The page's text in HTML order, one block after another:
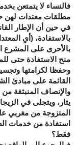
فالنساء لا يتمتعن
مطلقات معتدات لهن
في حين أن الإطار
بالاستفادة، (أي
بالأحرى على المشرع
منح الاستفادة حتى
وحفظا لكرامتها
القائمة على مبادئ
والإنصاف المنبثقة
يثار، ويتجلى في
المتزوجة من مغربي
استفادة من خدمات
فقط؟